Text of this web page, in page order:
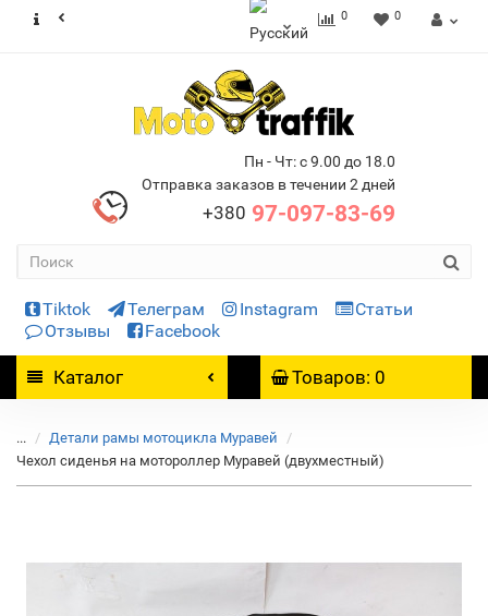
0 0
Пн - Чт: с 9.00 до 18.0
Отправка заказов в течении 2 дней
+380 97-097-83-69
Tiktok Телеграм Instagram
Статьи
Отзывы
Facebook
Каталог Товаров: 0
...
Детали рамы мотоцикла Муравей
Чехол сиденья на мотороллер Муравей (двухместный)